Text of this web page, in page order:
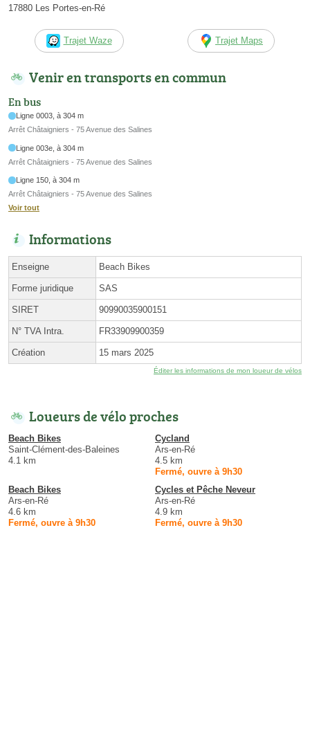
17880 Les Portes-en-Ré
Trajet Waze Trajet Maps
Venir en transports en commun
En bus
Ligne 0003, à 304 m
Arrêt Châtaigniers - 75 Avenue des Salines
Ligne 003e, à 304 m
Arrêt Châtaigniers - 75 Avenue des Salines
Ligne 150, à 304 m
Arrêt Châtaigniers - 75 Avenue des Salines
Voir tout
Informations
Enseigne Beach Bikes
Forme juridique SAS
SIRET 90990035900151
N° TVA Intra. FR33909900359
Création 15 mars 2025
Éditer les informations de mon loueur de vélos
Loueurs de vélo proches
Beach Bikes
Saint-Clément-des-Baleines
4.1 km
Cycland
Ars-en-Ré
4.5 km
Fermé, ouvre à 9h30
Beach Bikes
Ars-en-Ré
4.6 km
Fermé, ouvre à 9h30
Cycles et Pêche Neveur
Ars-en-Ré
4.9 km
Fermé, ouvre à 9h30